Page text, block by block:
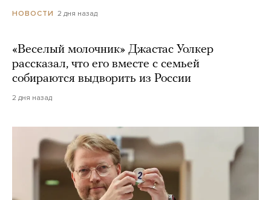
НОВОСТИ 2 дня назад
«Веселый молочник» Джастас Уолкер
рассказал, что его вместе с семьей
собираются выдворить из России
2 дня назад